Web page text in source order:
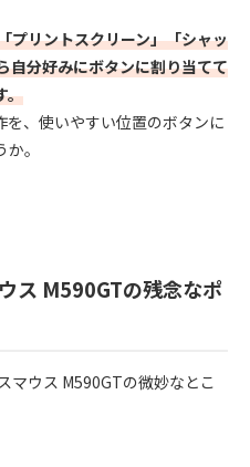
プリントスクリーン」「シャッ
自分好みにボタンに割り当てて
。
を、使いやすい位置のボタンに
。
ス M590GTの残念なポ
マウス M590GTの微妙なとこ